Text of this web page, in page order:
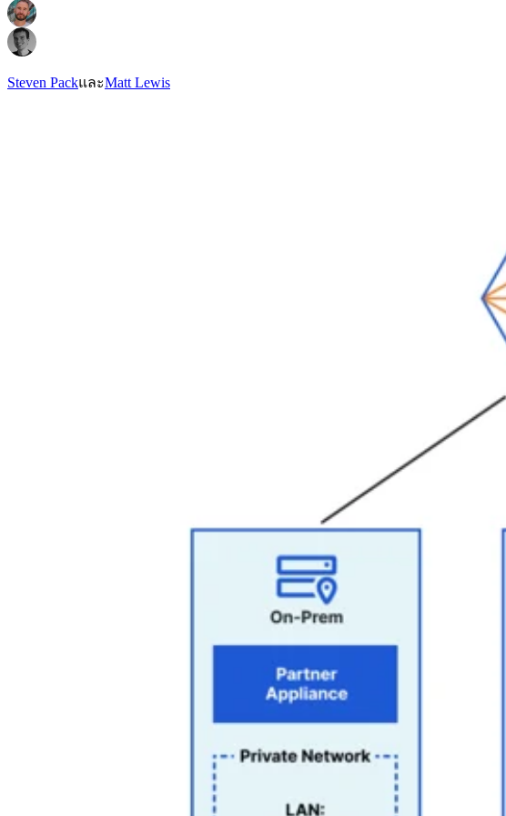
Steven PackและMatt Lewis